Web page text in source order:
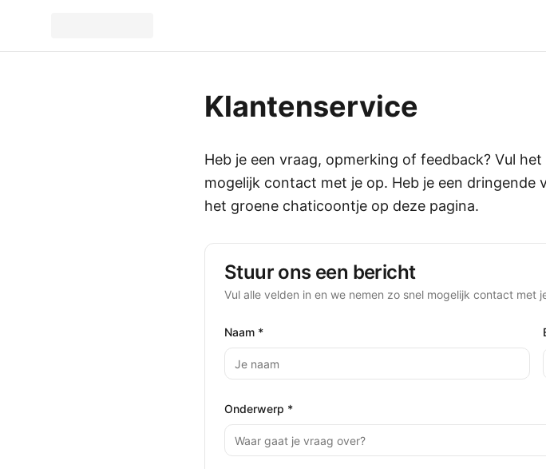
Klantenservice
Heb je een vraag, opmerking of feedback? Vul
mogelijk contact met je op. Heb je een
het groene chaticoontje op deze pagina.
Stuur ons een bericht
Vul alle velden in en we nemen zo snel mogelijk contact met
Naam *
Onderwerp *